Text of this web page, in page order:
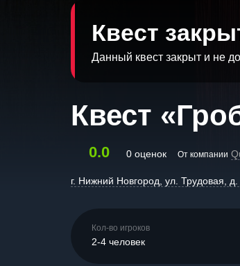
Квест
Данный квест закрыт и не
Квест
0.0 0 оценок От компании
г. Нижний Новгород, ул. Трудовая, д.
Кол-во игроков
2-4 человек